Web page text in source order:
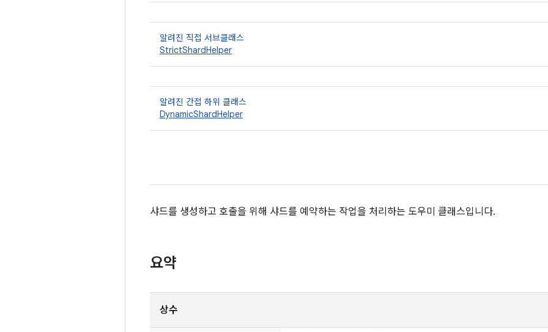
알려진 직접 서브클래스
StrictShardHelper
알려진 간접 하위 클래스
DynamicShardHelper
샤드를 생성하고 호출을 위해 샤드를 예약하는 작업을 처리하는 도우미 클래스입니다.
요약
상수